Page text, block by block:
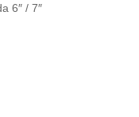
6″ / 7″